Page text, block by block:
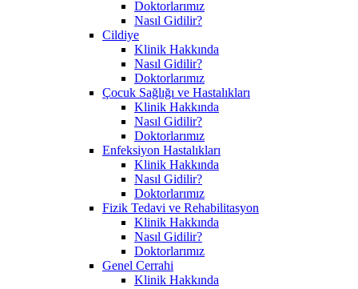
Doktorlarımız
Nasıl Gidilir?
Cildiye
Klinik Hakkında
Nasıl Gidilir?
Doktorlarımız
Çocuk Sağlığı ve Hastalıkları
Klinik Hakkında
Nasıl Gidilir?
Doktorlarımız
Enfeksiyon Hastalıkları
Klinik Hakkında
Nasıl Gidilir?
Doktorlarımız
Fizik Tedavi ve Rehabilitasyon
Klinik Hakkında
Nasıl Gidilir?
Doktorlarımız
Genel Cerrahi
Klinik Hakkında